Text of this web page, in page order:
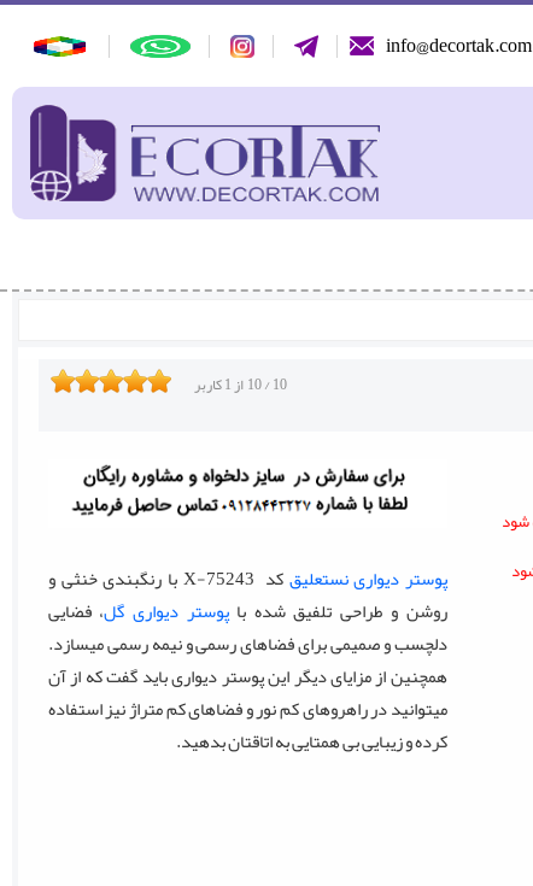
info@decortak.com
10/10 از1کاربر
پوستر دیواری نستعلیق
کد X-75243 با رنگبندی خنثی و
روشن و طراحی تلفیق شده باپوستر دیواری گل، فضایی
دلچسب و صمیمی برای فضاهای رسمی و نیمه رسمی میسازد.
همچنین از مزایای دیگر این پوستر دیواری باید گفت که از آن
میتوانید در راهروهای کم نور و فضاهای کم متراژ نیز استفاده
کرده و زیبایی بی همتایی به اتاقتان بدهید.